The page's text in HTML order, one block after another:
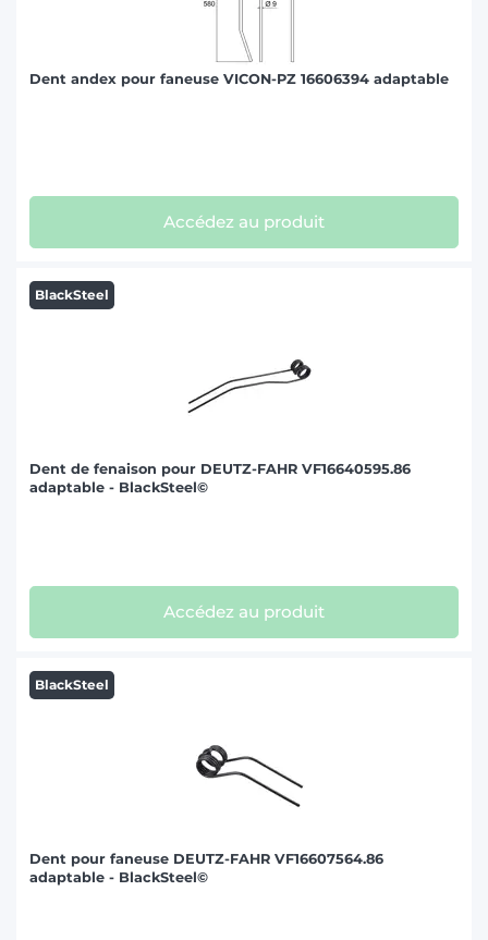
Dent andex pour faneuse VICON-PZ 16606394 adaptable
Accédez au produit
BlackSteel
Dent de fenaison pour DEUTZ-FAHR VF16640595.86
adaptable - BlackSteel©
Accédez au produit
BlackSteel
Dent pour faneuse DEUTZ-FAHR VF16607564.86
adaptable - BlackSteel©